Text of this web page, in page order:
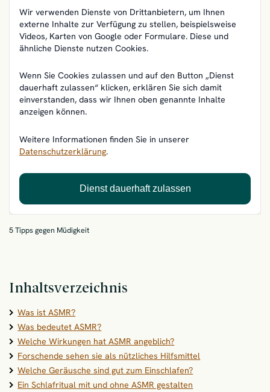
Wir verwenden Dienste von Drittanbietern, um Ihnen
externe Inhalte zur Verfügung zu stellen, beispielsweise
Videos, Karten von Google oder Formulare. Diese und
ähnliche Dienste nutzen Cookies.
Wenn Sie Cookies zulassen und auf den Button „Dienst
dauerhaft zulassen“ klicken, erklären Sie sich damit
einverstanden, dass wir Ihnen oben genannte Inhalte
anzeigen können.
Weitere Informationen finden Sie in unserer
Datenschutzerklärung.
Dienst dauerhaft zulassen
5 Tipps gegen Müdigkeit
Inhaltsverzeichnis
Was ist ASMR?
Was bedeutet ASMR?
Welche Wirkungen hat ASMR angeblich?
Forschende sehen sie als nützliches Hilfsmittel
Welche Geräusche sind gut zum Einschlafen?
Ein Schlafritual mit und ohne ASMR gestalten